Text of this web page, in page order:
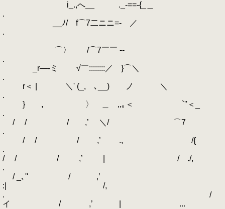
i_.,へ__ ._-==-{_＿
.
__ﾉ/ f⌒7二ニニ=- ／
.
⌒〉 /⌒7￣￣ -‐
.
_r―‐ミ √￣::::::::／ }⌒＼
.
r＜ | ＼' (_, ､__) ノ ＼
.
} , 〉 ＿ ,,｡＜ `''＜_
.
/ / / ,’ ＼/ ⌒7
.
/ / / ,’ ., /{
.
/ / / ,’ | / ./,
.
/ _､'' / ,’
:| /,
. /
イ / ,’ | ...